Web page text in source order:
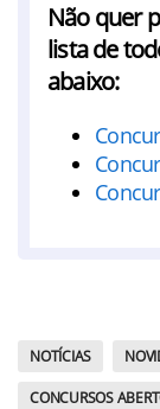
Não quer
lista de
abaixo:
NOTÍCIAS
CONCURSOS